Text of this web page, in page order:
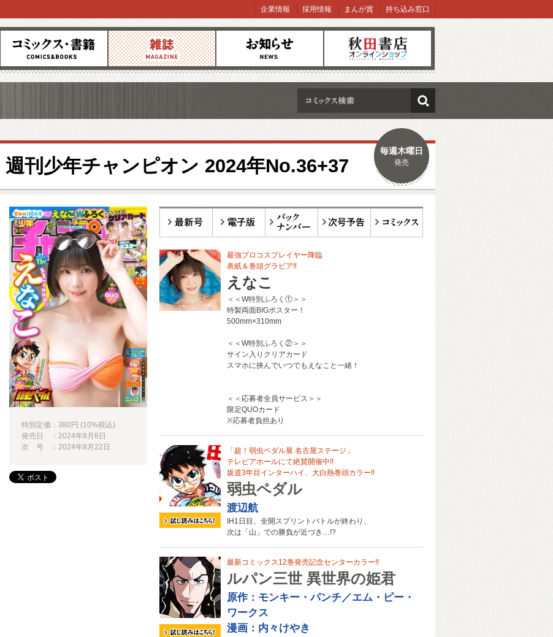
コミックス 雑誌 お知らせ オンラインショップ
企業情報 採用情報 まんが賞 持ち込み窓口
検索
週刊少年チャンピオン 2024年No.36+37
毎週木曜日
発売
最強プロコスプレイヤー降臨
表紙＆巻頭グラビア‼
えなこ
＜＜W特別ふろく①＞＞
特製両面BIGポスター！
500mm×310mm
＜＜W特別ふろく②＞＞
サイン入りクリアカード
スマホに挟んでいつでもえなこと一緒！
＜＜応募者全員サービス＞＞
限定QUOカード
※応募者負担あり
「超！弱虫ペダル展 名古屋ステージ」
テレピアホールにて絶賛開催中!!
坂道3年目インターハイ、大白熱巻頭カラー!!
弱虫ペダル
渡辺航
IH1日目、全開スプリントバトルが終わり、
次は「山」での勝負が近づき…!?
最新コミックス12巻発売記念センターカラー!!
ルパン三世 異世界の姫君
原作：モンキー・パンチ／エム・ピー・
ワークス
漫画：内々けやき
特別定価：380円 (10%税込)
発売日 ：2024年8月8日
次 号 ：2024年8月22日